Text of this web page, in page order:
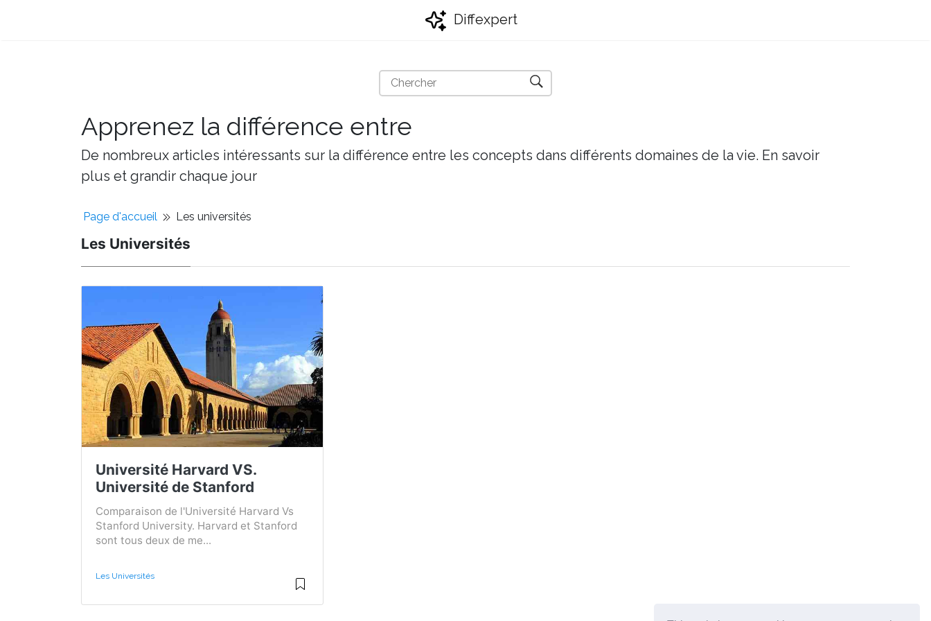
Diffexpert
Apprenez la différence entre
De nombreux articles intéressants sur la différence entre les concepts dans différents domaines de la vie. En savoir
plus et grandir chaque jour
Page d'accueil Les universités
Les Universités
Université Harvard VS.
Université de Stanford
Comparaison de l'Université Harvard Vs
Stanford University. Harvard et Stanford
sont tous deux de me...
Les Universités